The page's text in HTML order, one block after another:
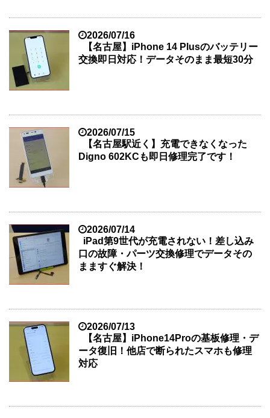
2026/07/16
【名古屋】iPhone 14 Plusのバッテリー
交換即日対応！データそのまま最短30分
2026/07/15
【名古屋駅近く】充電できなくなった
Digno 602KCも即日修理完了です！
2026/07/14
iPad第9世代が充電されない！差し込み
口の故障・パーツ交換修理でデータその
まますぐ解決！
2026/07/13
【名古屋】iPhone14Proの基板修理・デ
ータ復旧！他店で断られたスマホも修理
対応